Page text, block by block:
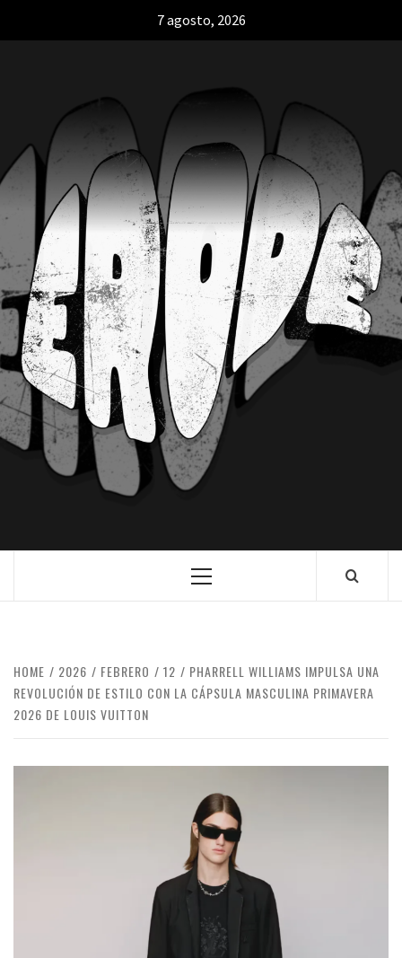
7 agosto, 2026
HOME 2026 FEBRERO 12
PHARRELL WILLIAMS IMPULSA UNA
REVOLUCIÓN DE ESTILO CON LA CÁPSULA MASCULINA PRIMAVERA
2026 DE LOUIS VUITTON